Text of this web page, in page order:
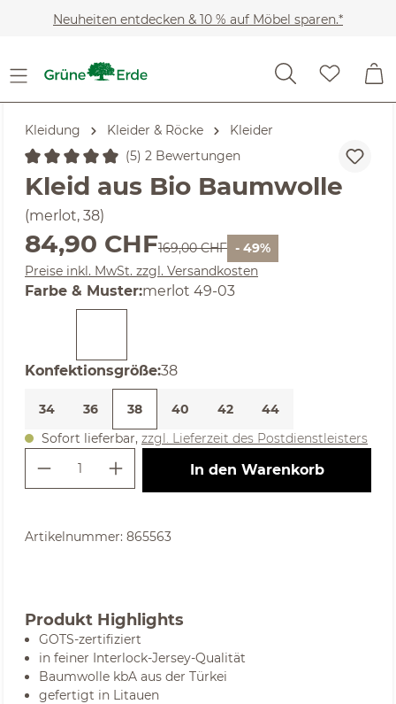
Zum Hauptinhalt springen
Neuheiten entdecken & 10 % auf Möbel sparen.*
Kleidung Kleider & Röcke Kleider
Durchschnittliche Bewertung von 5 von 5 Sternen
(5) 2 Bewertungen
Kleid aus Bio Baumwolle
(merlot, 38)
Verkaufspreis:
84,90 CHFRegulärer Preis:
169,00 CHF - 49%
Preise inkl. MwSt. zzgl. Versandkosten
Farbe & Musterauswählen
:merlot 49-03
Konfektionsgrößeauswählen
:38
34 36 38 40 42
44
Sofort lieferbar, zzgl. Lieferzeit des Postdienstleisters
Produkt Anzahl: Gib den
In den Warenkorb
Artikelnummer: 865563
Produkt Highlights
GOTS-zertifiziert
in feiner Interlock-Jersey-Qualität
Baumwolle kbA aus der Türkei
gefertigt in Litauen